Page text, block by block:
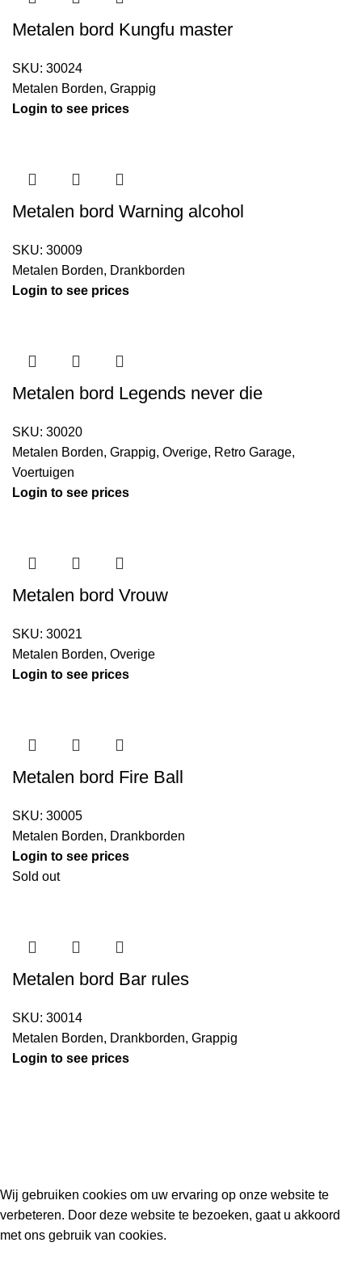
Metalen bord Kungfu master
SKU: 30024
Metalen Borden, Grappig
Login to see prices
Metalen bord Warning alcohol
SKU: 30009
Metalen Borden, Drankborden
Login to see prices
Metalen bord Legends never die
SKU: 30020
Metalen Borden, Grappig, Overige, Retro Garage,
Voertuigen
Login to see prices
Metalen bord Vrouw
SKU: 30021
Metalen Borden, Overige
Login to see prices
Metalen bord Fire Ball
SKU: 30005
Metalen Borden, Drankborden
Login to see prices
Sold out
Metalen bord Bar rules
SKU: 30014
Metalen Borden, Drankborden, Grappig
Login to see prices
Wij gebruiken cookies om uw ervaring op onze website te
verbeteren. Door deze website te bezoeken, gaat u akkoord
met ons gebruik van cookies.